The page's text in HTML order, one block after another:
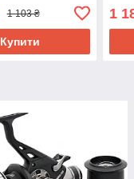
1 103 ₴
Купити
1